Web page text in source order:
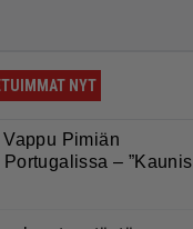
NYT
Pimiän
– ”Kaunis